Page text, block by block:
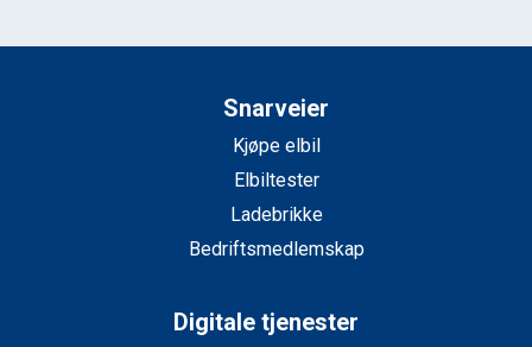
Snarveier
Kjøpe elbil
Elbiltester
Ladebrikke
Bedriftsmedlemskap
Digitale tjenester